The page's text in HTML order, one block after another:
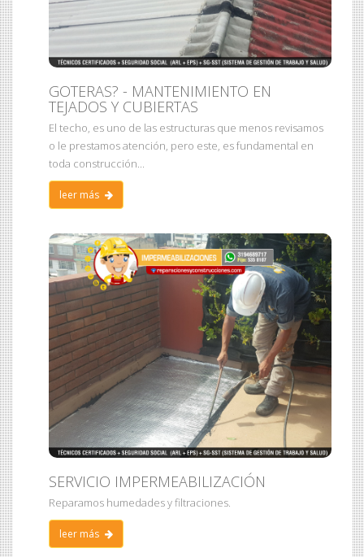
GOTERAS? - MANTENIMIENTO EN
TEJADOS Y CUBIERTAS
El techo, es uno de las estructuras que menos revisamos
o le prestamos atención, pero este, es fundamental en
toda construcción...
leer más
SERVICIO IMPERMEABILIZACIÓN
Reparamos humedades y filtraciones.
leer más